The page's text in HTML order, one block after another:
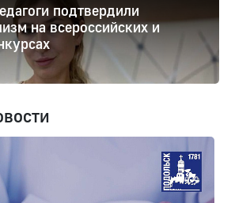
подтвердили
на всероссийских и